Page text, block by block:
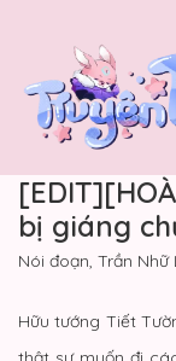
bị giáng
Nói đoạn, Trần
Hữu tướng Tiết